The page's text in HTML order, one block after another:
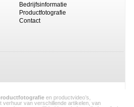
en om de flitsers beter te kunnen
In complete flitsersets zijn statieven
Bedrijfsinformatie
Productfotografie
Contact
en productvideo’s,
verhuur van verschillende artikelen, van